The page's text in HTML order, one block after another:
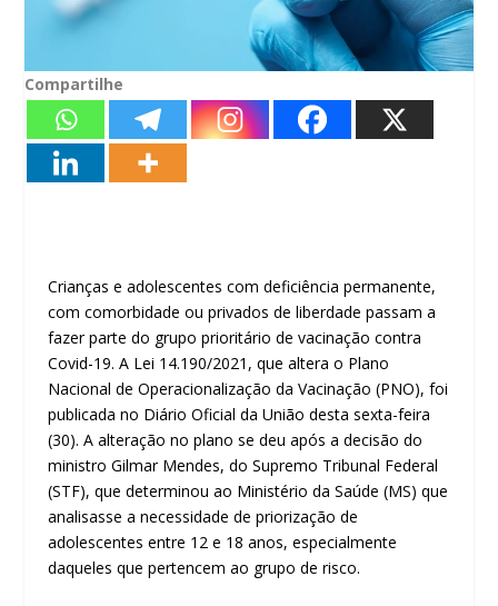
Compartilhe
Crianças e adolescentes com deficiência permanente,
com comorbidade ou privados de liberdade passam a
fazer parte do grupo prioritário de vacinação contra
Covid-19. A Lei 14.190/2021, que altera o Plano
Nacional de Operacionalização da Vacinação (PNO), foi
publicada no Diário Oficial da União desta sexta-feira
(30). A alteração no plano se deu após a decisão do
ministro Gilmar Mendes, do Supremo Tribunal Federal
(STF), que determinou ao Ministério da Saúde (MS) que
analisasse a necessidade de priorização de
adolescentes entre 12 e 18 anos, especialmente
daqueles que pertencem ao grupo de risco.